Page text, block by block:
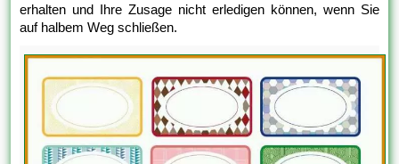
erhalten und Ihre Zusage nicht erledigen können, wenn Sie
auf halbem Weg schließen.